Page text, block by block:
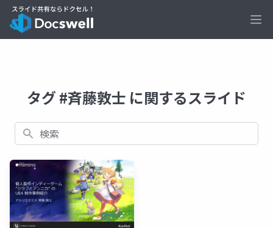
タグ #斉藤敦士 に関するスライド
検索